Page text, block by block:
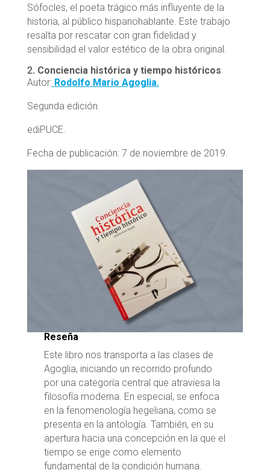
Sófocles, el poeta trágico más influyente de la
historia, al público hispanohablante. Este trabajo
resalta por rescatar con gran fidelidad y
sensibilidad el valor estético de la obra original.
2. Conciencia histórica y tiempo históricos
Autor:Rodolfo Mario Agoglia.
Segunda edición.
ediPUCE.
Fecha de publicación: 7 de noviembre de 2019.
Reseña
Este libro nos transporta a las clases de
Agoglia, iniciando un recorrido profundo
por una categoría central que atraviesa la
filosofía moderna. En especial, se enfoca
en la fenomenología hegeliana, como se
presenta en la antología. También, en su
apertura hacia una concepción en la que el
tiempo se erige como elemento
fundamental de la condición humana.